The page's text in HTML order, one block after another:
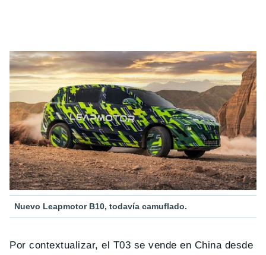
Nuevo Leapmotor B10, todavía camuflado.
Por contextualizar, el T03 se vende en China desde